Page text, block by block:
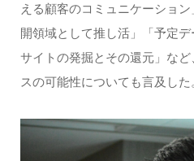
える顧客のコミュニケーショ
開領域として推し活」「予定
サイトの発掘とその還元」な
スの可能性についても言及した